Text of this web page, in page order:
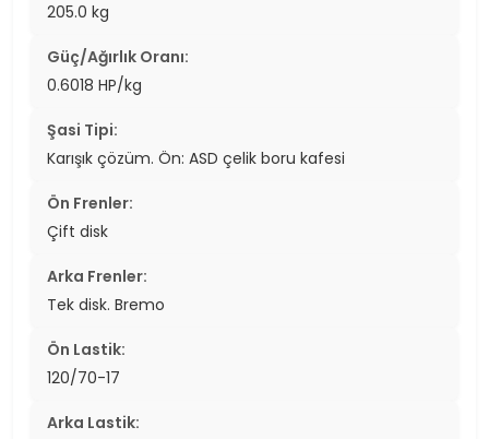
205.0 kg
Güç/Ağırlık Oranı:
0.6018 HP/kg
Şasi Tipi:
Karışık çözüm. Ön: ASD çelik boru kafesi
Ön Frenler:
Çift disk
Arka Frenler:
Tek disk. Bremo
Ön Lastik:
120/70-17
Arka Lastik: